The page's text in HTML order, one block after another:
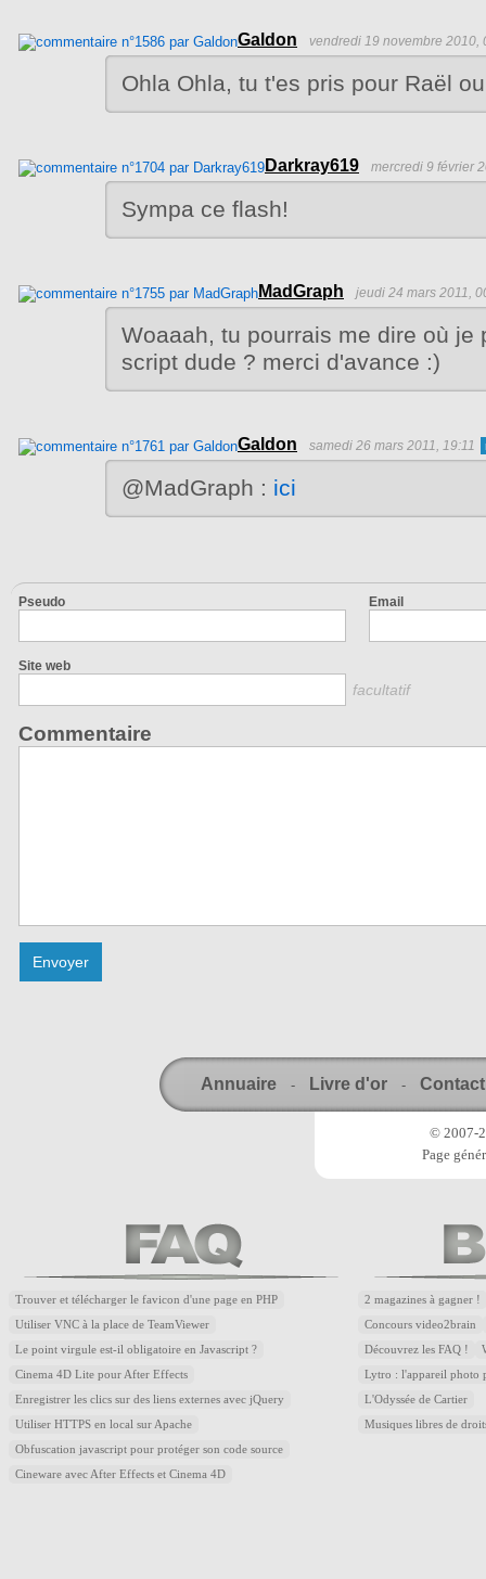
Galdon vendredi 19 novembre 2010,
Ohla Ohla, tu t'es pris pour Raël
Darkray619 mercredi 9 février
Sympa ce flash!
MadGraph jeudi 24 mars 2011,
Woaaah, tu pourrais me dire où je
script dude ? merci d'avance :)
Galdon samedi 26 mars 2011, 19:11
@MadGraph : ici
Pseudo Email
Site web
facultatif
Commentaire
Annuaire - Livre d'or - Contact
© 2007-
Page
Trouver et télécharger le favicon d'une page en PHP
Utiliser VNC à la place de TeamViewer
Le point virgule est-il obligatoire en Javascript ?
Cinema 4D Lite pour After Effects
Enregistrer les clics sur des liens externes avec jQuery
Utiliser HTTPS en local sur Apache
Obfuscation javascript pour protéger son code source
Cineware avec After Effects et Cinema 4D
2 magazines à gagner !
Concours video2brain
Découvrez les FAQ !
Lytro : l'appareil photo
L'Odyssée de Cartier
Musiques libres de